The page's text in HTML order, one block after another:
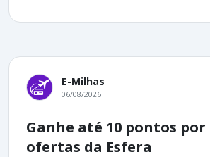
E-Milhas
06/08/2026
Ganhe até 10 pontos
ofertas da Esfera